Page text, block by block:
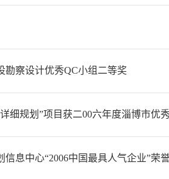
勘察设计优秀QC小组二等奖
细规划”项目获二00六年度淄博市优
息中心“2006中国最具人气企业”荣